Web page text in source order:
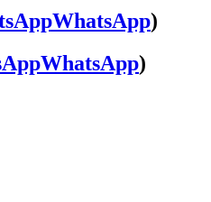
WhatsApp)
WhatsApp)